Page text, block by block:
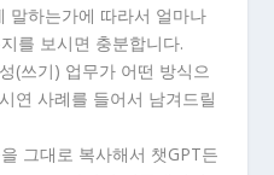
말하는가에 따라서 얼마나
를 보시면 충분합니다.
(쓰기) 업무가 어떤 방식으
연 사례를 들어서 남겨드릴
그대로 복사해서 챗GPT든